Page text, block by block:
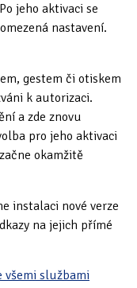
jeho aktivaci se
nastavení.
gestem či otiskem
k autorizaci.
a zde znovu
pro jeho aktivaci
okamžitě
instalaci nové verze
na jejich přímé
všemi službami